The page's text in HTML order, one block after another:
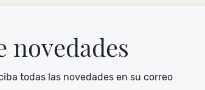
novedades
todas las novedades en su correo